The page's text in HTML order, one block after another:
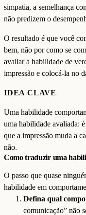
simpatia, a semelhança
não predizem o
O resultado é que você
bem, não por como se
avaliar a habilidade de
impressão e colocá-la no
IDEA CLAVE
Uma habilidade
uma habilidade avaliada:
que a impressão muda a
não.
Como traduzir uma
O passo que quase
habilidade em
Defina qual
comunicação” não